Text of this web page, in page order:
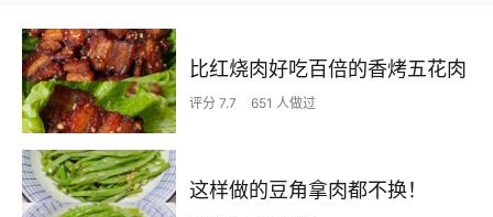
比红烧肉好吃百倍的香烤五花肉
评分 7.7 651 人做过
这样做的豆角拿肉都不换！